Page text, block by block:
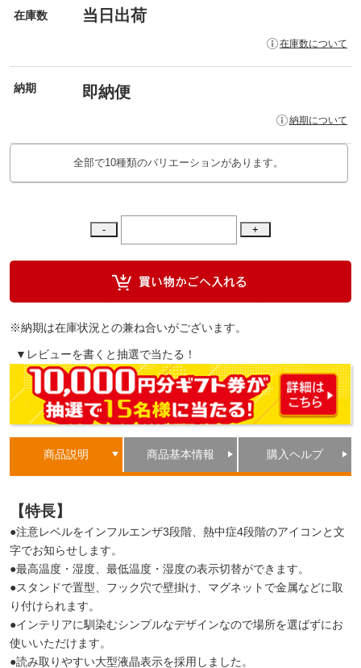
在庫数 当日出荷
在庫数について
納期 即納便
納期について
全部で10種類のバリエーションがあります。
※納期は在庫状況との兼ね合いがございます。
▼レビューを書くと抽選で当たる！
商品説明 商品基本情報 購入ヘルプ
【特長】
●注意レベルをインフルエンザ3段階、熱中症4段階のアイコンと文
字でお知らせします。
●最高温度・湿度、最低温度・湿度の表示切替ができます。
●スタンドで置型、フック穴で壁掛け、マグネットで金属などに取
り付けられます。
●インテリアに馴染むシンプルなデザインなので場所を選ばずにお
使いいただけます。
●読み取りやすい大型液晶表示を採用しました。